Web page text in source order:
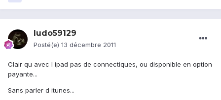
ludo59129
Posté(e) 13 décembre 2011
Clair qu avec l ipad pas de connectiques, ou disponible en option
payante...
Sans parler d itunes...